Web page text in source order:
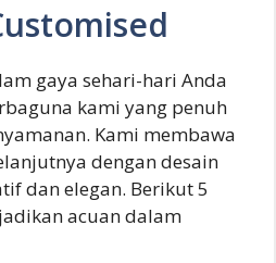
gaya sehari-hari Anda
kami yang penuh
Kami membawa
dengan desain
dan elegan. Berikut 5
acuan dalam